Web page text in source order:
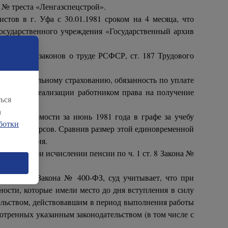
треста «Ленгазспецстрой».
в г. Уфа с 30.01.1981 сроком на 4 месяца, что
учреждения «Государственный архив
Кодекса законов о труде РСФСР, ст. 187 Трудового
социальному страхованию, обязанность по уплате
реализации работником права на получение
ведомости за июнь 1981 года в графе за учебу
курсов. Сравнив размер этой единовременной
внимания.
истца при исчислении пенсии по ч. 1 ст. 8 Закона №
1.2 ст. 8 Закона № 400-ФЗ, суд учитывает, что при
которые имели место до дня вступления в силу
действовавшим в период выполнения работы
указанным законодательством (в том числе с